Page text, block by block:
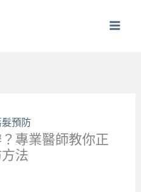
預防
專業醫師教你正
法